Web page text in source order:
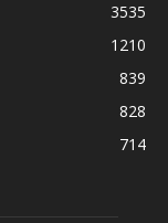
3535
1210
839
828
714